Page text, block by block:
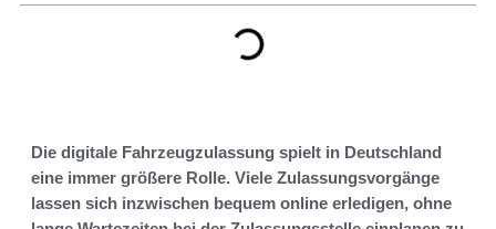
Die digitale Fahrzeugzulassung spielt in Deutschland
eine immer größere Rolle. Viele Zulassungsvorgänge
lassen sich inzwischen bequem online erledigen, ohne